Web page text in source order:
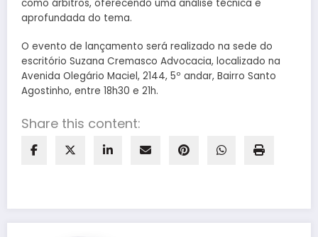
como árbitros, oferecendo uma análise técnica e
aprofundada do tema.
O evento de lançamento será realizado na sede do
escritório Suzana Cremasco Advocacia, localizado na
Avenida Olegário Maciel, 2144, 5º andar, Bairro Santo
Agostinho, entre 18h30 e 21h.
Share this content: